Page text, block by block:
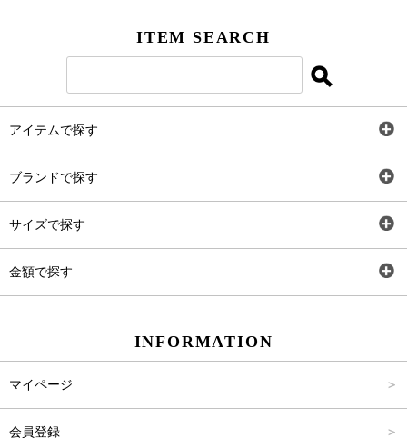
ITEM SEARCH
アイテムで探す
ブランドで探す
サイズで探す
金額で探す
INFORMATION
マイページ
会員登録